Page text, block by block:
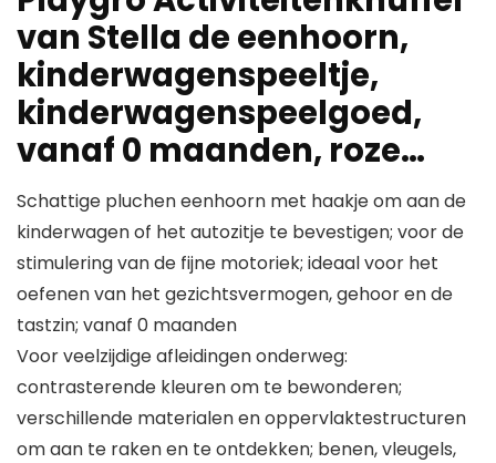
van Stella de eenhoorn,
kinderwagenspeeltje,
kinderwagenspeelgoed,
vanaf 0 maanden, roze…
Schattige pluchen eenhoorn met haakje om aan de
kinderwagen of het autozitje te bevestigen; voor de
stimulering van de fijne motoriek; ideaal voor het
oefenen van het gezichtsvermogen, gehoor en de
tastzin; vanaf 0 maanden
Voor veelzijdige afleidingen onderweg:
contrasterende kleuren om te bewonderen;
verschillende materialen en oppervlaktestructuren
om aan te raken en te ontdekken; benen, vleugels,